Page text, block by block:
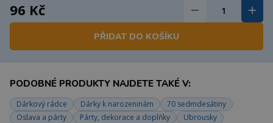
96 Kč
PŘIDAT DO KOŠÍKU
PODOBNÉ PRODUKTY NAJDETE TAKÉ V:
Dárkový rádce Dárky k narozeninám
70 sedmdesátiny
Oslava a párty
Párty, dekorace a doplňky
Ubrousky